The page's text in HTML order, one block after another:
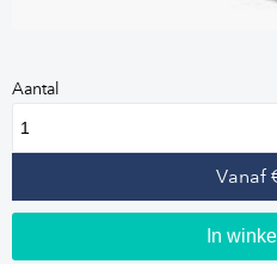
Aantal
Vanaf
In